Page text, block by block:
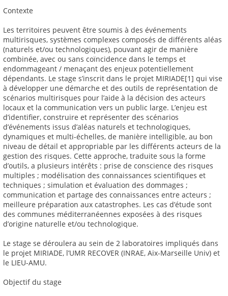
Contexte
Les territoires peuvent être soumis à des événements
multirisques, systèmes complexes composés de différents aléas
(naturels et/ou technologiques), pouvant agir de manière
combinée, avec ou sans coïncidence dans le temps et
endommageant / menaçant des enjeux potentiellement
dépendants. Le stage s’inscrit dans le projet MIRIADE[1] qui vise
à développer une démarche et des outils de représentation de
scénarios multirisques pour l’aide à la décision des acteurs
locaux et la communication vers un public large. L’enjeu est
d’identifier, construire et représenter des scénarios
d’événements issus d’aléas naturels et technologiques,
dynamiques et multi-échelles, de manière intelligible, au bon
niveau de détail et appropriable par les différents acteurs de la
gestion des risques. Cette approche, traduite sous la forme
d’outils, a plusieurs intérêts : prise de conscience des risques
multiples ; modélisation des connaissances scientifiques et
techniques ; simulation et évaluation des dommages ;
communication et partage des connaissances entre acteurs ;
meilleure préparation aux catastrophes. Les cas d’étude sont
des communes méditerranéennes exposées à des risques
d’origine naturelle et/ou technologique.
Le stage se déroulera au sein de 2 laboratoires impliqués dans
le projet MIRIADE, l’UMR RECOVER (INRAE, Aix-Marseille Univ) et
le LIEU-AMU.
Objectif du stage